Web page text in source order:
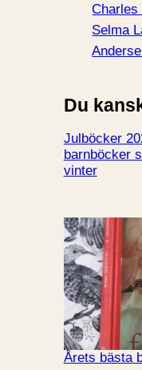
Charles
Selma
Du
Julböcker
barnböcker
vinter
Årets bästa